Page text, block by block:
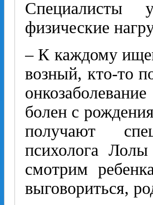
Специалисты
физические
– К каждому
возный, кто-то
болен с
получают
психолога
смотрим
выговориться,